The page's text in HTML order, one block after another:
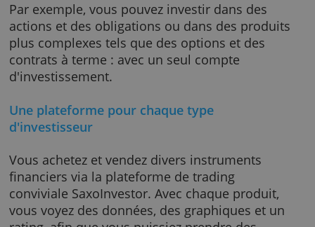
plateforme de trading et vous bénéficiez de
connaissances et de l'expertise Saxo.
Par exemple, vous pouvez investir dans des
actions et des obligations ou dans des
plus complexes tels que des options et des
contrats à terme : avec un seul compte
Une plateforme pour chaque type
d'investisseur